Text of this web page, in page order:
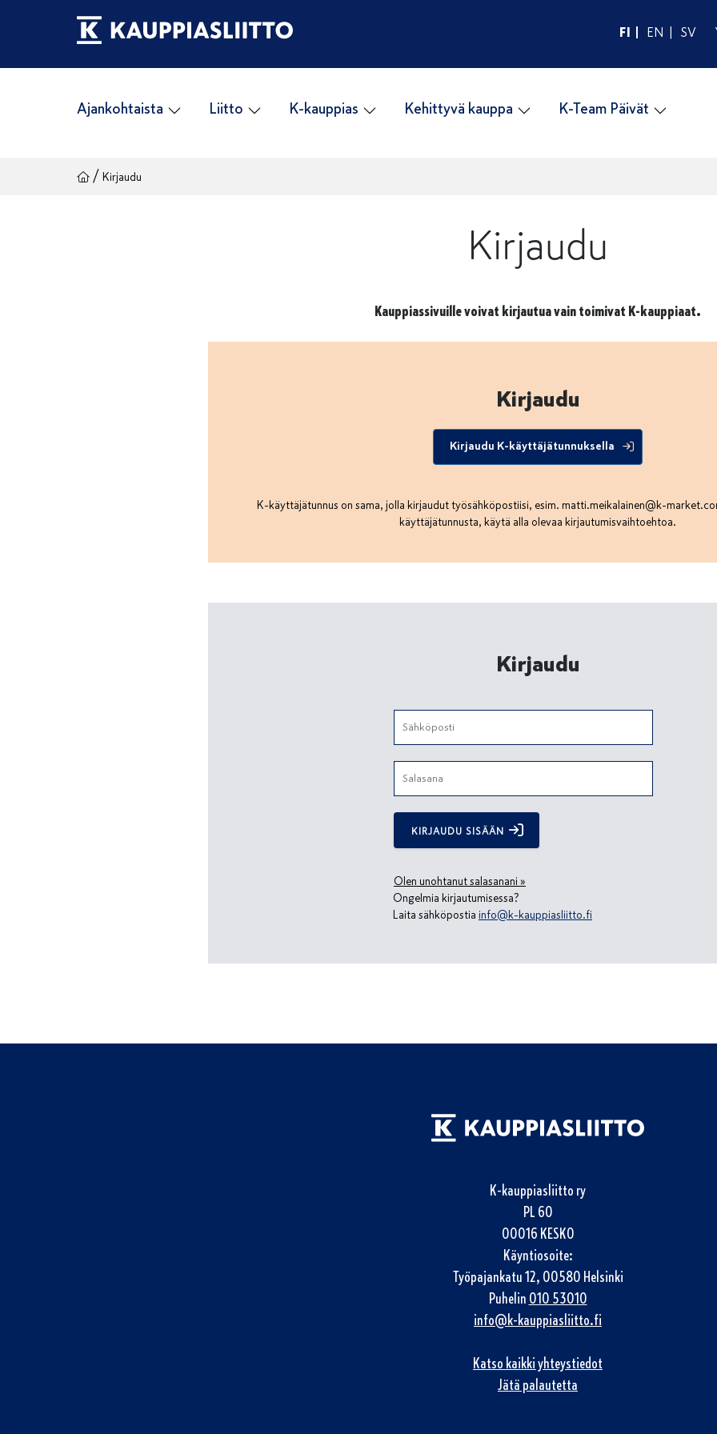
FI EN SV
Ajankohtaista Liitto K-kauppias Kehittyvä kauppa K-Team Päivät
/ Kirjaudu
Kirjaudu
Kauppiassivuille voivat kirjautua vain toimivat K-kauppiaat.
Kirjaudu
Kirjaudu K-käyttäjätunnuksella
K-käyttäjätunnus on sama, jolla kirjaudut työsähköpostiisi, esim. matti.meikalainen@k-
käyttäjätunnusta, käytä alla olevaa kirjautumisvaihtoehtoa.
Kirjaudu
KIRJAUDU SISÄÄN
Olen unohtanut salasanani »
Ongelmia kirjautumisessa?
Laita sähköpostia info@k-kauppiasliitto.fi
K-kauppiasliitto ry
PL 60
00016 KESKO
Käyntiosoite:
Työpajankatu 12, 00580 Helsinki
Puhelin 010 53010
info@k-kauppiasliitto.fi
Katso kaikki yhteystiedot
Jätä palautetta